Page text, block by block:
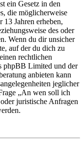
ein Gesetz in den
die möglicherweise
Jahren erheben,
des oder
Wenn du dir unsicher
auf der du dich zu
rechtlichen
phpBB Limited und der
anbieten kann
jeglicher
„An wen soll ich
juristische Anfragen